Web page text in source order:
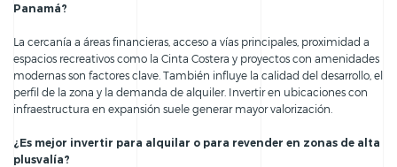
Panamá?
La cercanía a áreas financieras, acceso a vías principales, proximidad a
espacios recreativos como la Cinta Costera y proyectos con amenidades
modernas son factores clave. También influye la calidad del desarrollo, el
perfil de la zona y la demanda de alquiler. Invertir en ubicaciones con
infraestructura en expansión suele generar mayor valorización.
¿Es mejor invertir para alquilar o para revender en zonas de alta
plusvalía?